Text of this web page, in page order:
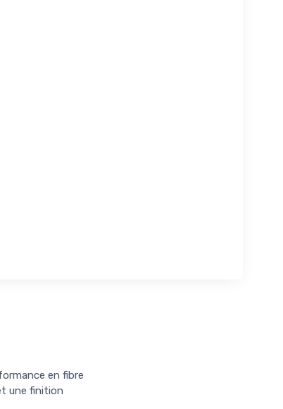
en fibre
une finition